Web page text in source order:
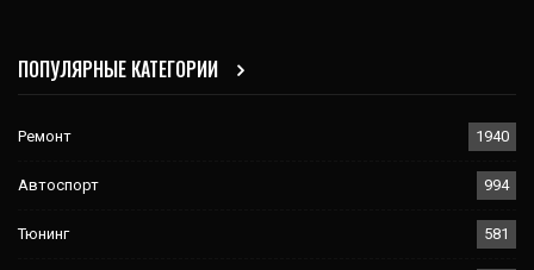
ПОПУЛЯРНЫЕ КАТЕГОРИИ
Ремонт 1940
Автоспорт 994
Тюнинг 581